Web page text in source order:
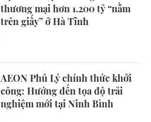
thương mại hơn 1.200 tỷ “nằm
trên giấy” ở Hà Tĩnh
AEON Phủ Lý chính thức khởi
công: Hướng đến tọa độ trải
nghiệm mới tại Ninh Bình